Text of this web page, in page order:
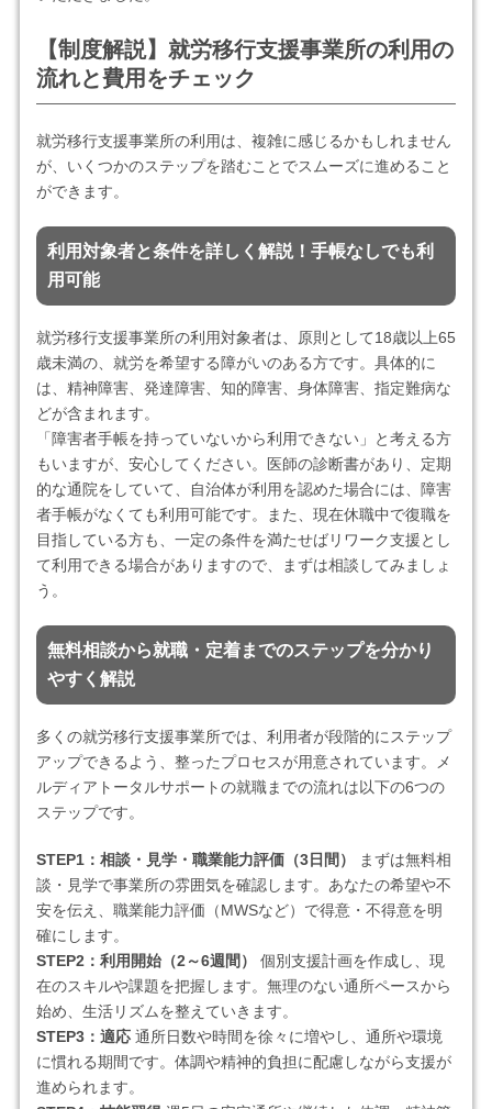
【制度解説】就労移行支援事業所の利用の
流れと費用をチェック
就労移行支援事業所の利用は、複雑に感じるかもしれません
が、いくつかのステップを踏むことでスムーズに進めること
ができます。
利用対象者と条件を詳しく解説！手帳なしでも利
用可能
就労移行支援事業所の利用対象者は、原則として18歳以上65
歳未満の、就労を希望する障がいのある方です。具体的に
は、精神障害、発達障害、知的障害、身体障害、指定難病な
どが含まれます。
「障害者手帳を持っていないから利用できない」と考える方
もいますが、安心してください。医師の診断書があり、定期
的な通院をしていて、自治体が利用を認めた場合には、障害
者手帳がなくても利用可能です。また、現在休職中で復職を
目指している方も、一定の条件を満たせばリワーク支援とし
て利用できる場合がありますので、まずは相談してみましょ
う。
無料相談から就職・定着までのステップを分かり
やすく解説
多くの就労移行支援事業所では、利用者が段階的にステップ
アップできるよう、整ったプロセスが用意されています。メ
ルディアトータルサポートの就職までの流れは以下の6つの
ステップです。
STEP1：相談・見学・職業能力評価（3日間）
まずは無料相
談・見学で事業所の雰囲気を確認します。あなたの希望や不
安を伝え、職業能力評価（MWSなど）で得意・不得意を明
確にします。
STEP2：利用開始（2～6週間）
個別支援計画を作成し、現
在のスキルや課題を把握します。無理のない通所ペースから
始め、生活リズムを整えていきます。
STEP3：適応 通所日数や時間を徐々に増やし、通所や環境
に慣れる期間です。体調や精神的負担に配慮しながら支援が
進められます。